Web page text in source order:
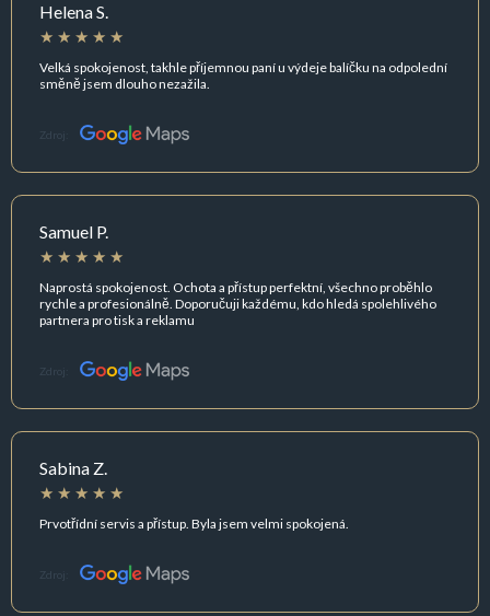
Helena S.
Velká spokojenost, takhle příjemnou paní u výdeje balíčku na odpolední
směně jsem dlouho nezažila.
Zdroj:
Samuel P.
Naprostá spokojenost. Ochota a přístup perfektní, všechno proběhlo
rychle a profesionálně. Doporučuji každému, kdo hledá spolehlivého
partnera pro tisk a reklamu
Zdroj:
Sabina Z.
Prvotřídní servis a přístup. Byla jsem velmi spokojená.
Zdroj: